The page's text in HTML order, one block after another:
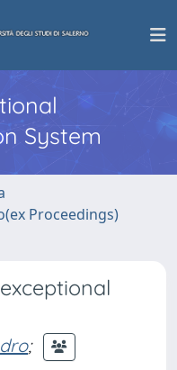
System
Proceedings)
;